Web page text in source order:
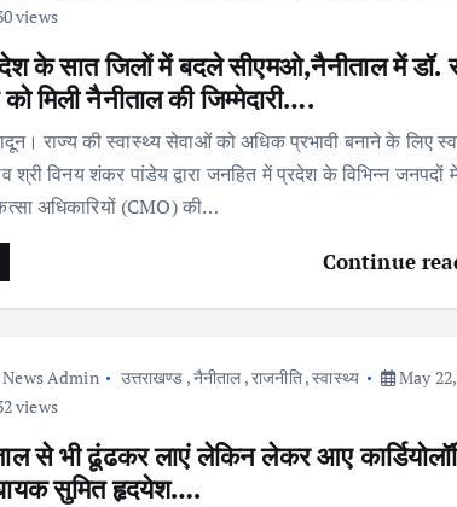
views
के सात जिलों में बदले सीएमओ,नैनीताल में डॉ.
मिली नैनीताल की जिम्मेदारी….
राज्य की स्वास्थ्य सेवाओं को अधिक प्रभावी बनाने के लिए
श्री विनय शंकर पांडेय द्वारा जनहित में प्रदेश के विभिन्न जनपदों
अधिकारियों (CMO) की…
Continue
News Admin उत्तराखण्ड ,नैनीताल,राजनीति,स्वास्थ्य
May
views
से भी ढूंढकर लाएं लेकिन लेकर आए
सुमित हृदयेश….